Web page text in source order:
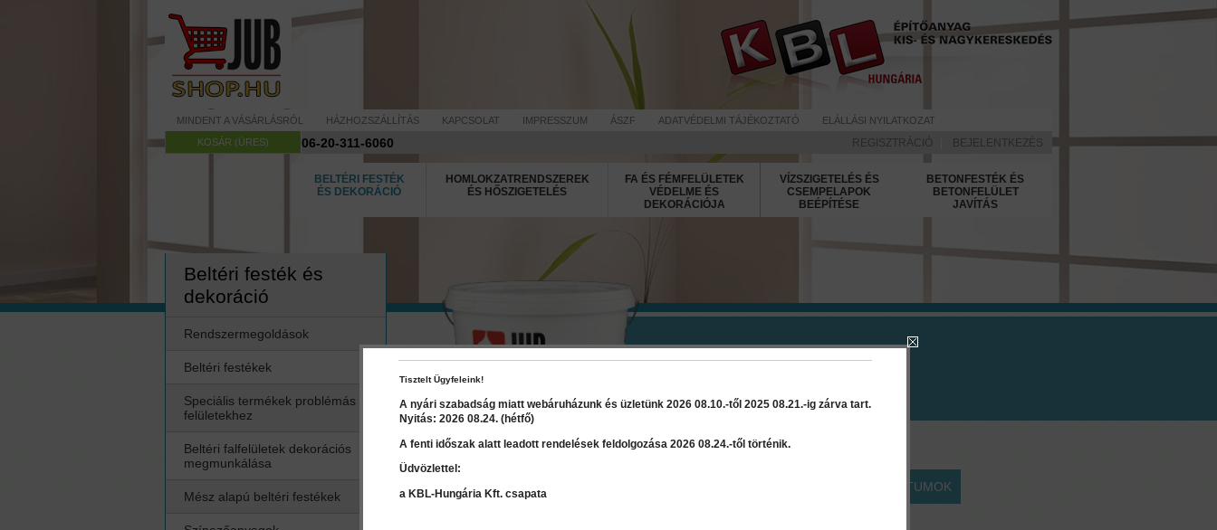
MINDENT A VÁSÁRLÁSRÓL HÁZHOZSZÁLLÍTÁS KAPCSOLAT IMPRESSZUM ÁSZF ADATVÉDELMI TÁJÉKOZTATÓ
ELÁLLÁSI NYILATKOZAT
KOSÁR (ÜRES)
06-20-311-6060 REGISZTRÁCIÓ BEJELENTKEZÉS
BELTÉRI FESTÉK
ÉS DEKORÁCIÓ
HOMLOKZATRENDSZEREK
ÉS HŐSZIGETELÉS
FA ÉS FÉMFELÜLETEK
VÉDELME ÉS
DEKORÁCIÓJA
VÍZSZIGETELÉS ÉS
CSEMPELAPOK
BEÉPÍTÉSE
BETONFESTÉK ÉS
BETONFELÜLET
JAVÍTÁS
Beltéri festék és
dekoráció
Rendszermegoldások
Beltéri festékek
Speciális termékek problémás
felületekhez
Beltéri falfelületek dekorációs
megmunkálása
Mész alapú beltéri festékek
Jubolin Classic 25 kg
DOKUMENTUMOK
Tisztelt Ügyfeleink!
A nyári szabadság miatt webáruházunk és üzletünk 2026 08.10.-től 2025 08.21.-ig zárva tart.
Nyitás: 2026 08.24. (hétfő)
A fenti időszak alatt leadott rendelések feldolgozása 2026 08.24.-től történik.
Üdvözlettel:
a KBL-Hungária Kft. csapata